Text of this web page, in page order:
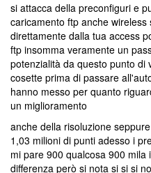
si attacca della preconfiguri e
caricamento ftp anche
direttamente dalla tua access
ftp insomma veramente un
potenzialità da questo punto
cosette prima di passare
hanno messo per quanto
un miglioramento
anche della risoluzione
1,03 milioni di punti adesso i
mi pare 900 qualcosa 900
differenza però si nota si si si